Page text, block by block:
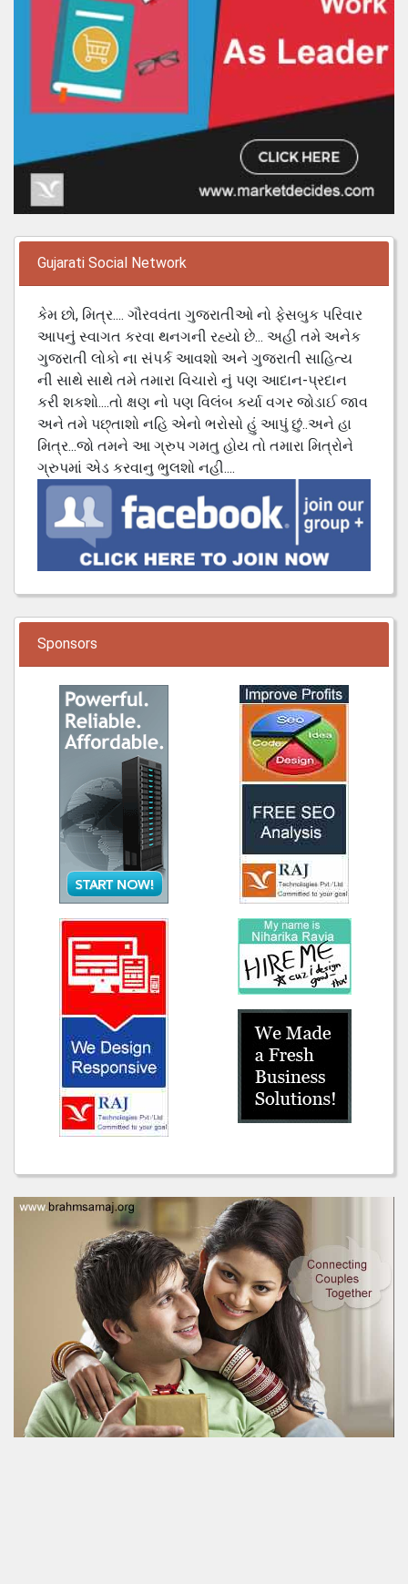
Gujarati Social Network
કેમ છો, મિત્ર.... ગૌરવવંતા ગુજરાતીઓ નો ફેસબુક પરિવાર
આપનું સ્વાગત કરવા થનગની રહ્યો છે... અહી તમે અનેક
ગુજરાતી લોકો ના સંપર્ક આવશો અને ગુજરાતી સાહિત્ય
ની સાથે સાથે તમે તમારા વિચારો નું પણ આદાન-પ્રદાન
કરી શકશો....તો ક્ષણ નો પણ વિલંબ કર્યા વગર જોડાઈ જાવ
અને તમે પછ્તાશો નહિ એનો ભરોસો હું આપું છું..અને હા
મિત્ર...જો તમને આ ગ્રુપ ગમતુ હોય તો તમારા મિત્રોને
ગ્રુપમાં એડ કરવાનુ ભુલશો નહી....
Sponsors